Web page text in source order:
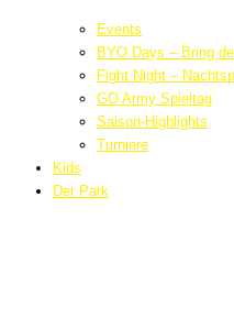
Events
BYO Days – Bring
Fight Night –
GO Army Spieltag
Saison-Highlights
Turniere
Kids
Der Park